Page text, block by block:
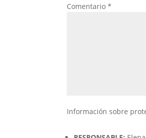
Comentario*
Información sobre